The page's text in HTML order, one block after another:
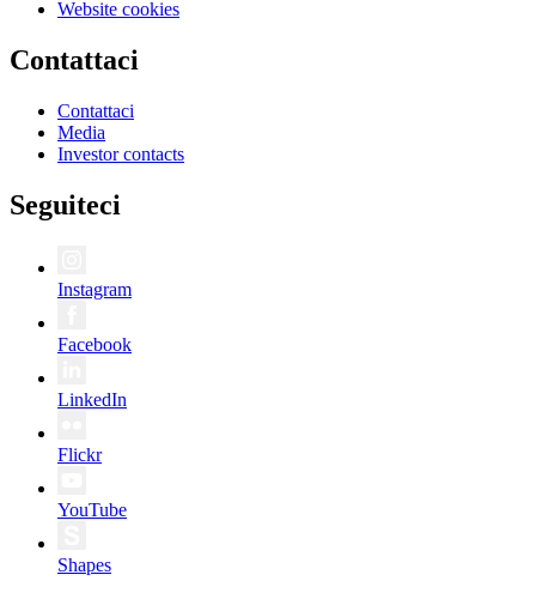
Website cookies
Contattaci
Contattaci
Media
Investor contacts
Seguiteci
Instagram
Facebook
LinkedIn
Flickr
YouTube
Shapes